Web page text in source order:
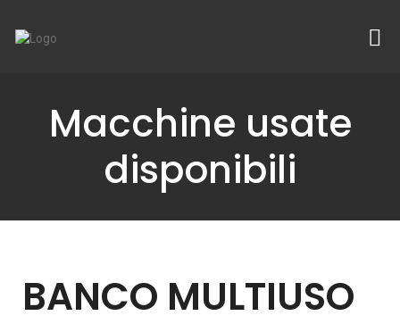
Macchine usate
disponibili
BANCO MULTIUSO